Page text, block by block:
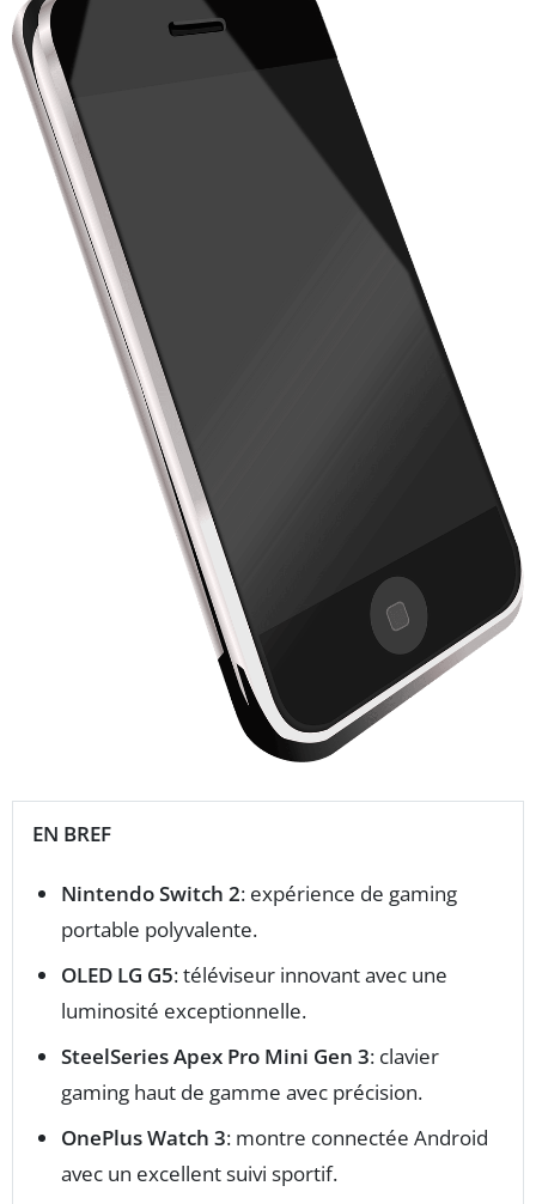
EN BREF
Nintendo Switch 2: expérience de gaming
portable polyvalente.
OLED LG G5: téléviseur innovant avec une
luminosité exceptionnelle.
SteelSeries Apex Pro Mini Gen 3: clavier
gaming haut de gamme avec précision.
OnePlus Watch 3: montre connectée Android
avec un excellent suivi sportif.